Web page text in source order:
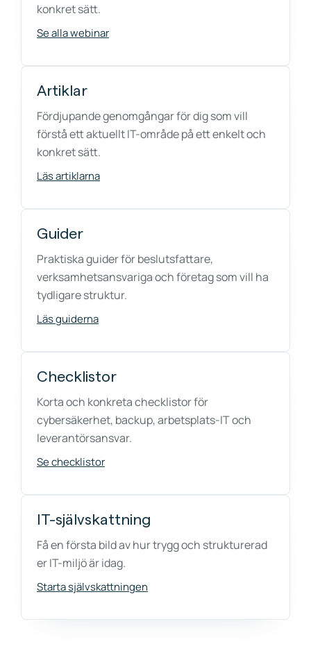
konkret sätt.
Se alla webinar
Artiklar
Fördjupande genomgångar för dig som vill
förstå ett aktuellt IT-område på ett enkelt och
konkret sätt.
Läs artiklarna
Guider
Praktiska guider för beslutsfattare,
verksamhetsansvariga och företag som vill ha
tydligare struktur.
Läs guiderna
Checklistor
Korta och konkreta checklistor för
cybersäkerhet, backup, arbetsplats-IT och
leverantörsansvar.
Se checklistor
IT-självskattning
Få en första bild av hur trygg och strukturerad
er IT-miljö är idag.
Starta självskattningen